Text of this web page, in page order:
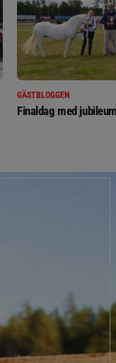
GÄSTBLOGGEN
Finaldag med